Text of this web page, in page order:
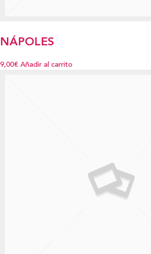
NÁPOLES
9,00€ Añadir al carrito